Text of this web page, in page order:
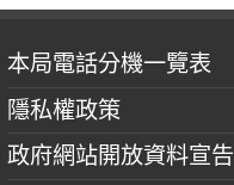
本局電話分機一覽表
隱私權政策
政府網站開放資料宣告